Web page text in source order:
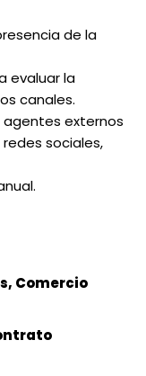
de la
evaluar la
canales.
agentes externos
sociales,
Comercio